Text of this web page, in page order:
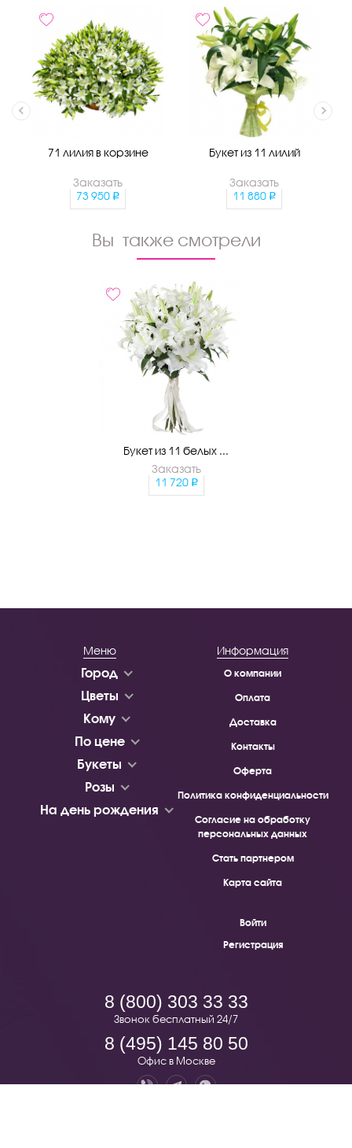
71 лилия в корзине
Заказать
73 950
Букет из 11 лилий
Заказать
11 880
Вы также смотрели
Букет из 11 белых ...
Заказать
11 720
Меню
Город
Цветы
Кому
По цене
Букеты
Розы
На день рождения
Информация
О компании
Оплата
Доставка
Контакты
Оферта
Политика конфиденциальности
Согласие на обработку
персональных данных
Стать партнером
Карта сайта
Войти
Регистрация
8 (800) 303 33 33
Звонок бесплатный 24/7
8 (495) 145 80 50
Офис в Москве